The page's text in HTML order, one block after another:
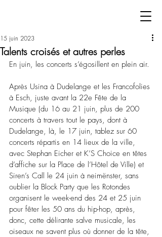
Talents croisés et autres perles
15 juin 2023
En juin, les concerts s’égosillent en plein air.
Après Usina à Dudelange et les Francofolies
à Esch, juste avant la 22e Fête de la
Musique (du 16 au 21 juin, plus de 200
concerts à travers tout le pays, dont à
Dudelange, là, le 17 juin, tablez sur 60
concerts répartis en 14 lieux de la ville,
avec Stephan Eicher et K’S Choice en têtes
d’affiche sur la Place de l’Hôtel de Ville) et
Siren’s Call le 24 juin à neimënster, sans
oublier la Block Party que les Rotondes
organisent le week-end des 24 et 25 juin
pour fêter les 50 ans du hip-hop, après,
donc, cette délirante salve musicale, les
oiseaux ne savent plus où donner de la tête,